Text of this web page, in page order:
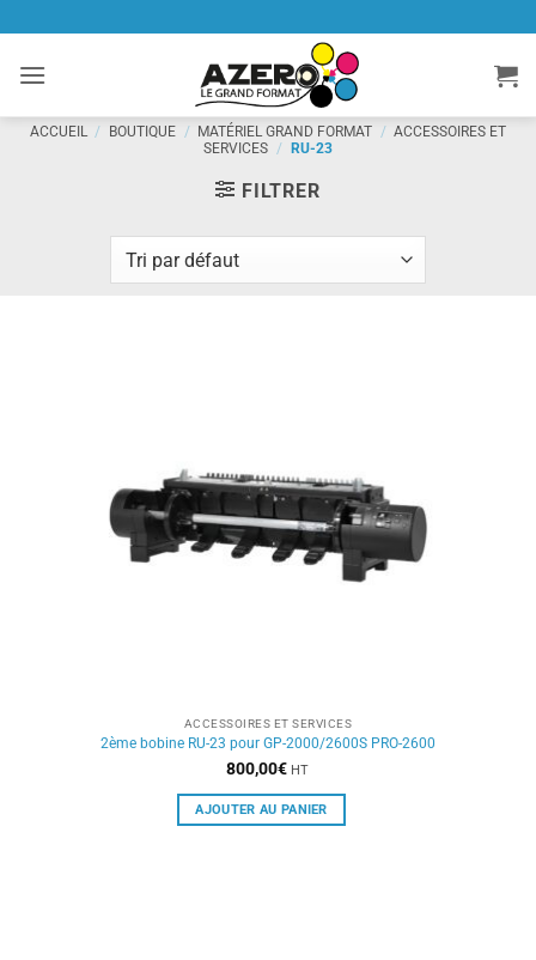
contenu
ACCUEIL / BOUTIQUE / MATÉRIEL GRAND FORMAT / ACCESSOIRES ET
SERVICES / RU-23
FILTRER
ACCESSOIRES ET SERVICES
2ème bobine RU-23 pour GP-2000/2600S PRO-2600
800,00€ HT
AJOUTER AU PANIER